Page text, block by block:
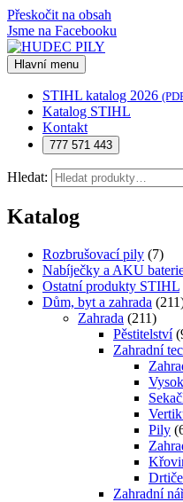
Přeskočit na obsah
Jsme na Facebooku
Hlavní menu
STIHL katalog 2026
Katalog STIHL
Kontakt
777 571 443
Hledat:
Katalog
Rozbrušovací pily (7)
Nabíječky a AKU
Ostatní produkty STIHL
Dům, byt a zahrada
Zahrada (211)
Pěstitelství
Zahradní
Pily
Zahradní